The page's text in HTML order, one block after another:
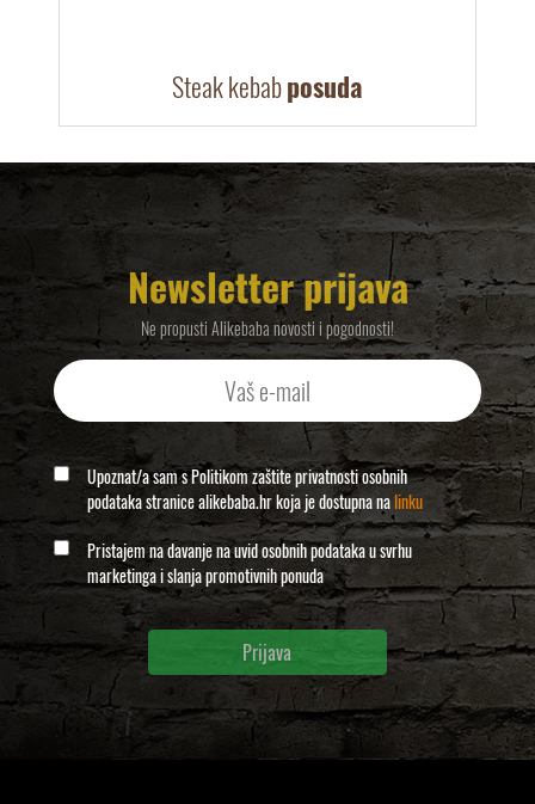
Steak kebabposuda
Newsletter prijava
Ne propusti Alikebaba novosti i pogodnosti!
Upoznat/a sam s Politikom zaštite privatnosti osobnih
podataka stranice alikebaba.hr koja je dostupna nalinku
Pristajem na davanje na uvid osobnih podataka u svrhu
marketinga i slanja promotivnih ponuda
Prijava